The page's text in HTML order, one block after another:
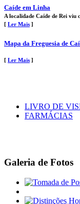
Caíde em Linha
A localidade Caíde de Rei viu
[ Ler Mais ]
Mapa da Freguesia de
[ Ler Mais ]
LIVRO DE
FARMÁCIAS
Galeria de Fotos